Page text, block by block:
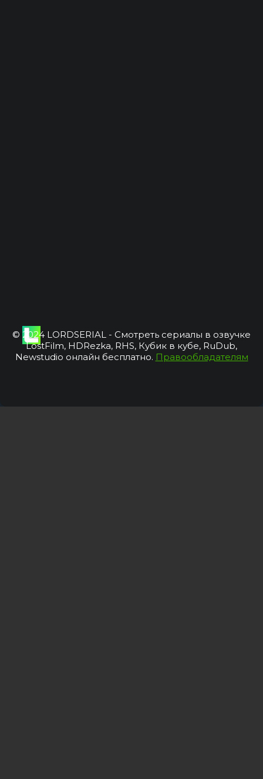
© 2024 LORDSERIAL - Смотреть сериалы в озвучке
LostFilm, HDRezka, RHS, Кубик в кубе, RuDub,
Newstudio онлайн бесплатно. Правообладателям